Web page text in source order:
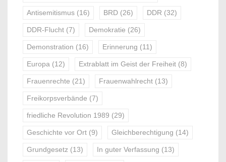
Antisemitismus (16) BRD (26) DDR (32)
DDR-Flucht (7) Demokratie (26)
Demonstration (16) Erinnerung (11)
Europa (12) Extrablatt im Geist der Freiheit (8)
Frauenrechte (21) Frauenwahlrecht (13)
Freikorpsverbände (7)
friedliche Revolution 1989 (29)
Geschichte vor Ort (9) Gleichberechtigung (14)
Grundgesetz (13) In guter Verfassung (13)